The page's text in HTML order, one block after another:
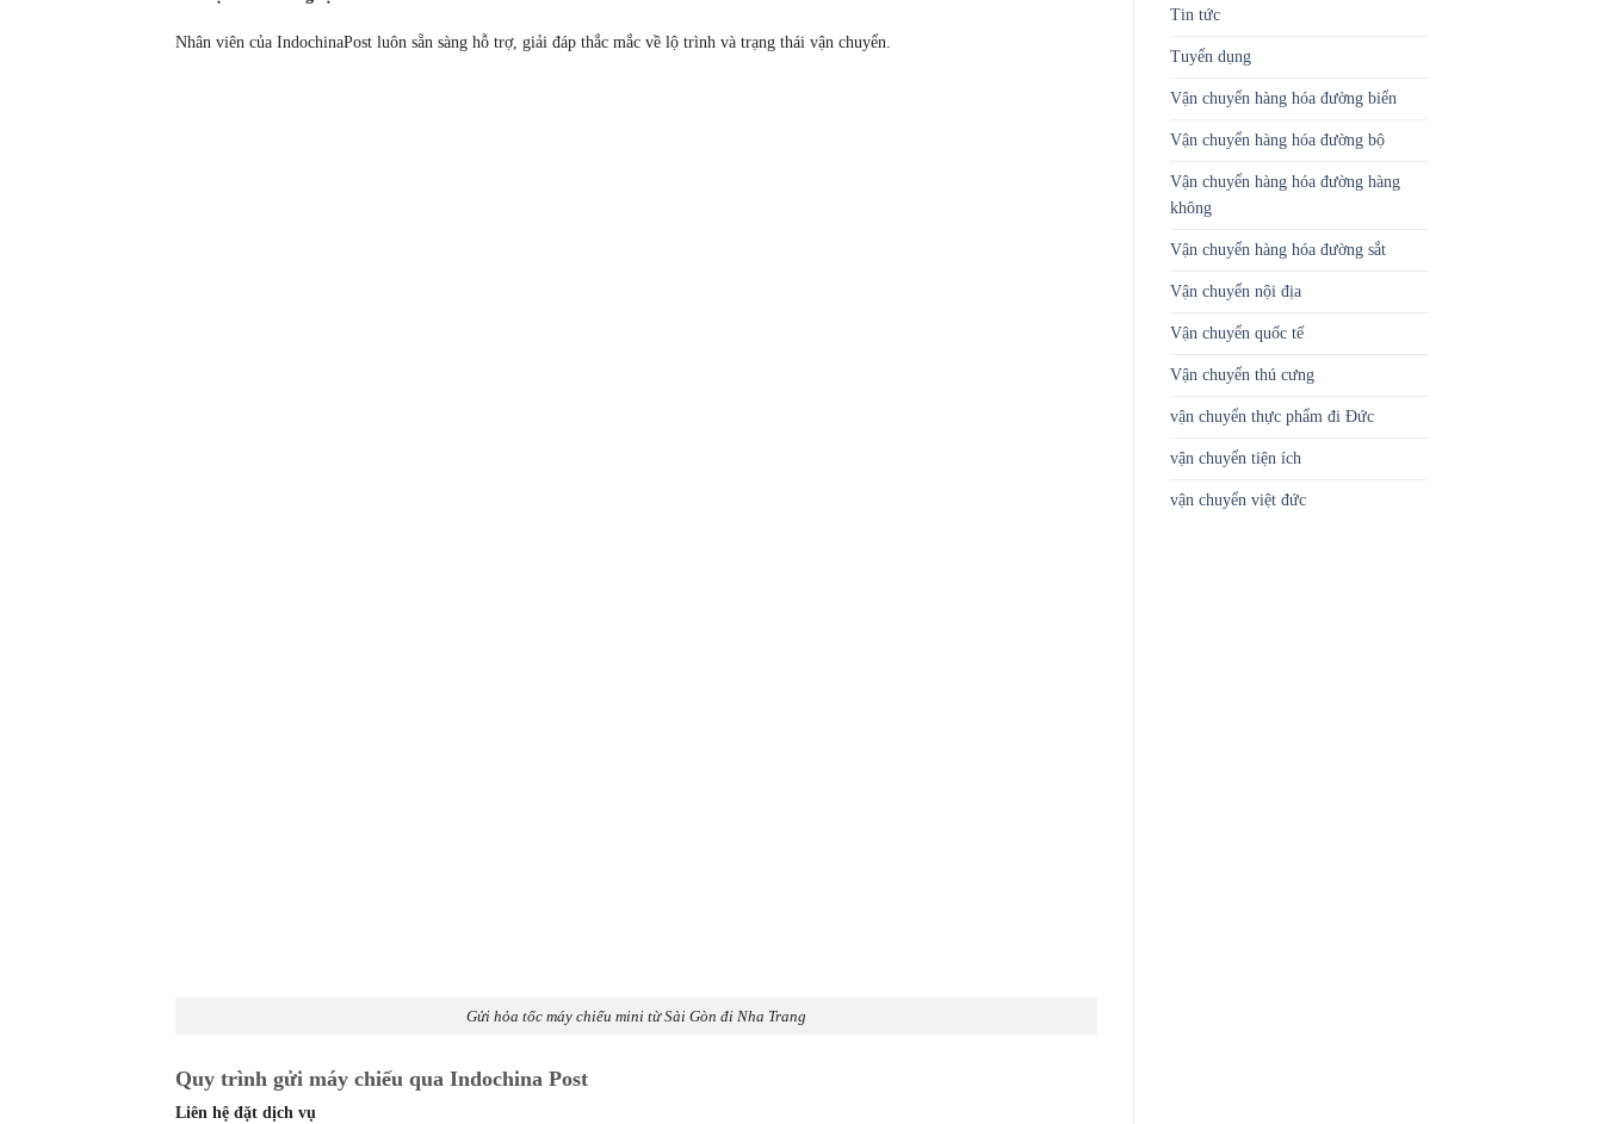
Nhân viên của IndochinaPost luôn sẵn sàng hỗ trợ, giải đáp thắc mắc về lộ trình và trạng thái vận chuyển.
Gửi hỏa tốc máy chiếu mini từ Sài Gòn đi Nha Trang
Quy trình gửi máy chiếu qua Indochina Post
Liên hệ đặt dịch vụ
Tin tức
Tuyển dụng
Vận chuyển hàng hóa đường biển
Vận chuyển hàng hóa đường bộ
Vận chuyển hàng hóa đường hàng
không
Vận chuyển hàng hóa đường sắt
Vận chuyển nội địa
Vận chuyển quốc tế
Vận chuyển thú cưng
vận chuyển thực phẩm đi Đức
vận chuyển tiện ích
vận chuyển việt đức